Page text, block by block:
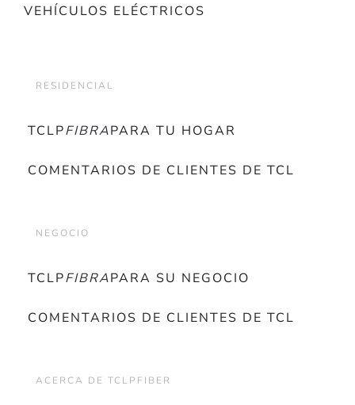
VEHÍCULOS ELÉCTRICOS
RESIDENCIAL
TCLPFIBRAPARA TU HOGAR
COMENTARIOS DE CLIENTES DE TCL
NEGOCIO
TCLPFIBRAPARA SU NEGOCIO
COMENTARIOS DE CLIENTES DE TCL
ACERCA DE TCLPFIBER